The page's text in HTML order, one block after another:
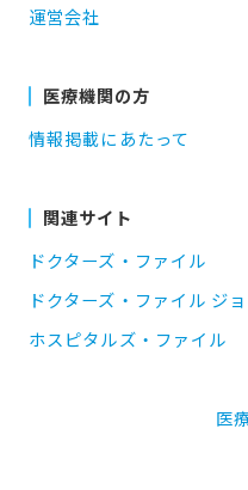
運営会社
医療機関の方
情報掲載にあたって
関連サイト
ドクターズ・ファイル
ドクターズ・ファイル ジ
ホスピタルズ・ファイル
医